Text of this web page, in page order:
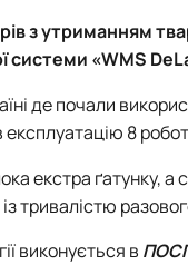
з утриманням
системи «WMS
де почали
експлуатацію 8
екстра ґатунку, а
тривалістю
виконується в